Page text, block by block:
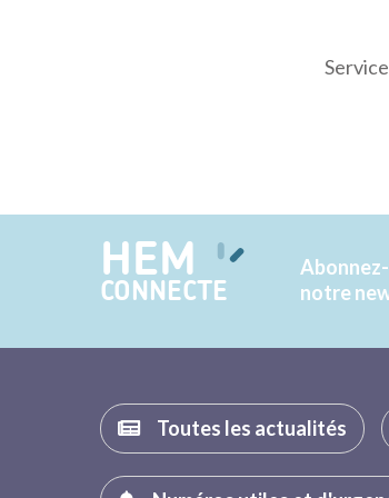
HEM
CONNECTE
notre
Toutes les actualités